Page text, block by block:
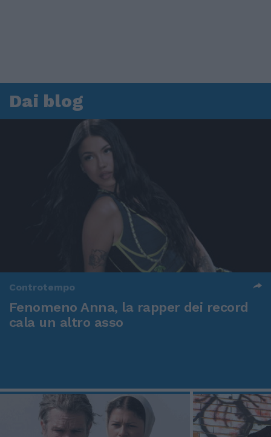
Dai blog
Controtempo
Fenomeno Anna, la rapper dei record
cala un altro asso